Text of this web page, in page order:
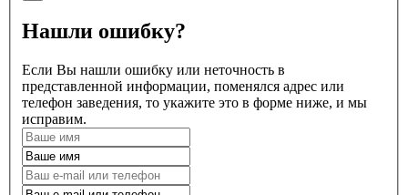
Нашли ошибку?
Если Вы нашли ошибку или неточность в
представленной информации, поменялся адрес или
телефон заведения, то укажите это в форме ниже, и мы
исправим.